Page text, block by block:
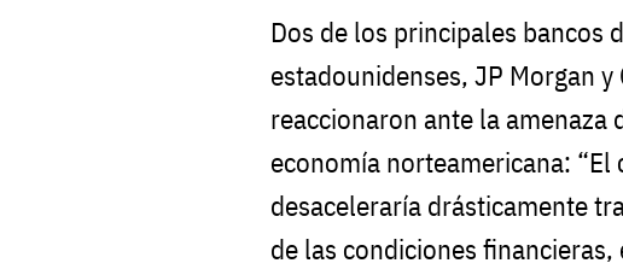
Dos de los principales bancos
estadounidenses, JP Morgan
reaccionaron ante la amenaza
economía norteamericana:
desaceleraría drásticamente
de las condiciones